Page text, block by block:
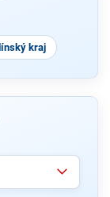
kraj